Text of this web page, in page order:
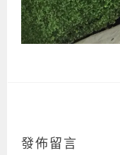
發佈留言